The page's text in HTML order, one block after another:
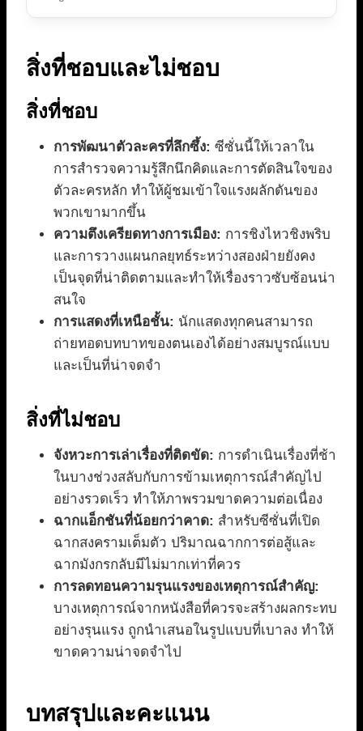
สิ่งที่ชอบและไม่ชอบ
สิ่งที่ชอบ
การพัฒนาตัวละครที่ลึกซึ้ง: ซีซั่นนี้ให้เวลาใน
การสำรวจความรู้สึกนึกคิดและการตัดสินใจของ
ตัวละครหลัก ทำให้ผู้ชมเข้าใจแรงผลักดันของ
พวกเขามากขึ้น
ความตึงเครียดทางการเมือง: การชิงไหวชิงพริบ
และการวางแผนกลยุทธ์ระหว่างสองฝ่ายยังคง
เป็นจุดที่น่าติดตามและทำให้เรื่องราวซับซ้อนน่า
สนใจ
การแสดงที่เหนือชั้น: นักแสดงทุกคนสามารถ
ถ่ายทอดบทบาทของตนเองได้อย่างสมบูรณ์แบบ
และเป็นที่น่าจดจำ
สิ่งที่ไม่ชอบ
จังหวะการเล่าเรื่องที่ติดขัด: การดำเนินเรื่องที่ช้า
ในบางช่วงสลับกับการข้ามเหตุการณ์สำคัญไป
อย่างรวดเร็ว ทำให้ภาพรวมขาดความต่อเนื่อง
ฉากแอ็กชันที่น้อยกว่าคาด: สำหรับซีซั่นที่เปิด
ฉากสงครามเต็มตัว ปริมาณฉากการต่อสู้และ
ฉากมังกรกลับมีไม่มากเท่าที่ควร
การลดทอนความรุนแรงของเหตุการณ์สำคัญ:
บางเหตุการณ์จากหนังสือที่ควรจะสร้างผลกระทบ
อย่างรุนแรง ถูกนำเสนอในรูปแบบที่เบาลง ทำให้
ขาดความน่าจดจำไป
บทสรุปและคะแนน